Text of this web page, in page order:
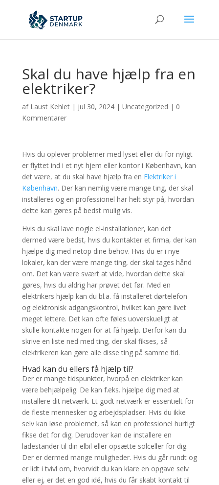
Skal du have hjælp fra en
elektriker?
af Laust Kehlet| jul 30, 2024| Uncategorized | 0
Kommentarer
Hvis du oplever problemer med lyset eller du for nyligt
er flyttet ind i et nyt hjem eller kontor i København, kan
det være, at du skal have hjælp fra en Elektriker i
København. Der kan nemlig være mange ting, der skal
installeres og en professionel har helt styr på, hvordan
dette kan gøres på bedst mulig vis.
Hvis du skal lave nogle el-installationer, kan det
dermed være bedst, hvis du kontakter et firma, der kan
hjælpe dig med netop dine behov. Hvis du er i nye
lokaler, kan der være mange ting, der skal tages hånd
om. Det kan være svært at vide, hvordan dette skal
gøres, hvis du aldrig har prøvet det før. Med en
elektrikers hjælp kan du bl.a. få installeret dørtelefon
og elektronisk adgangskontrol, hvilket kan gøre livet
meget lettere. Det kan ofte føles uoverskueligt at
skulle kontakte nogen for at få hjælp. Derfor kan du
skrive en liste ned med ting, der skal fikses, så
elektrikeren kan gøre alle disse ting på samme tid.
Hvad kan du ellers få hjælp til?
Der er mange tidspunkter, hvorpå en elektriker kan
være behjælpelig. De kan f.eks. hjælpe dig med at
installere dit netværk. Et godt netværk er essentielt for
de fleste mennesker og arbejdspladser. Hvis du ikke
selv kan løse problemet, så kan en professionel hurtigt
fikse det for dig. Derudover kan de installere en
ladestander til din elbil eller opsætte solceller for dig.
Der er dermed mange muligheder. Hvis du går rundt og
er lidt i tvivl om, hvorvidt du kan klare en opgave selv
eller ej, er det en god idé, hvis du får skabt kontakt til